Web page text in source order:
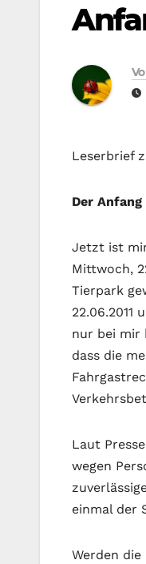
Leserbrief
Der Anfang
Jetzt ist
Mittwoch,
Tierpark
22.06.2011
nur bei mir
dass die
Laut
wegen
einmal der
Werden